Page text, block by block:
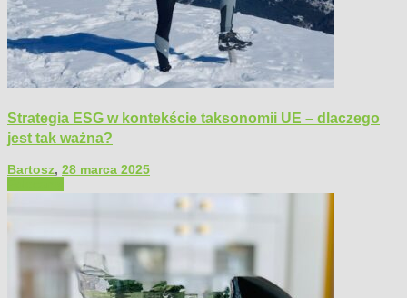
Strategia ESG w kontekście taksonomii UE – dlaczego
jest tak ważna?
Bartosz, 28 marca 2025